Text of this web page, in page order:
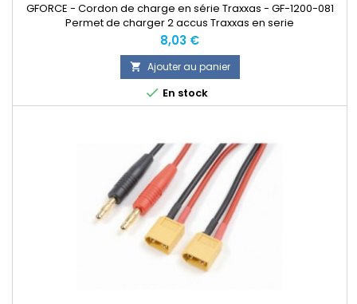
GFORCE - Cordon de charge en série Traxxas - GF-1200-081
Permet de charger 2 accus Traxxas en serie
Prix
8,03 €
 Ajouter au panier
 En stock